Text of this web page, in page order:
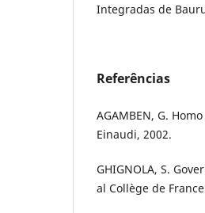
Integradas de
Referências
AGAMBEN, G.
Einaudi, 2002.
GHIGNOLA, S.
al Collège de